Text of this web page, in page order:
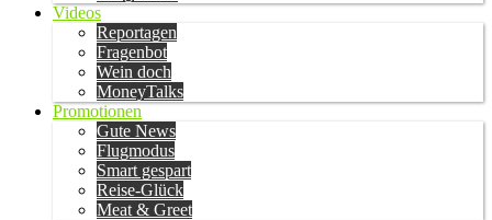
Videos
Reportagen
Fragenbot
Wein doch
MoneyTalks
Promotionen
Gute News
Flugmodus
Smart gespart
Reise-Glück
Meat & Greet